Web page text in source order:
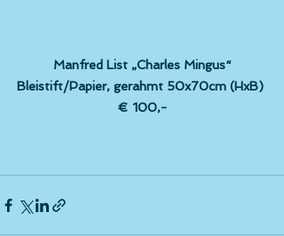
Bleistift/Papier, gerahmt 50x70cm (HxB)
€ 100,-